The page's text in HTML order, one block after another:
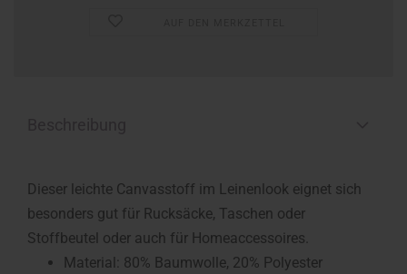
Dieser leichte Canvasstoff im Leinenlook eignet sich
besonders gut für Rucksäcke, Taschen oder
Stoffbeutel oder auch für Homeaccessoires.
Material: 80% Baumwolle, 20% Polyester